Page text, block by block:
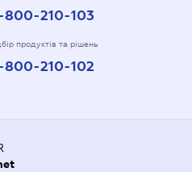
800-210-103
продуктів та рішень
800-210-102